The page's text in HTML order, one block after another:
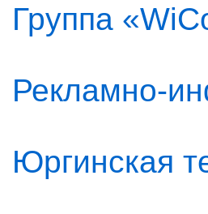
Группа
Рекламно-
Юргинская